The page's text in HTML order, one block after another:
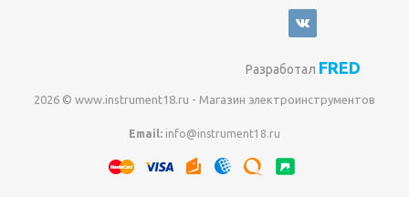
Разработал FRED
2026 © www.instrument18.ru - Магазин электроинструментов
Email: info@instrument18.ru